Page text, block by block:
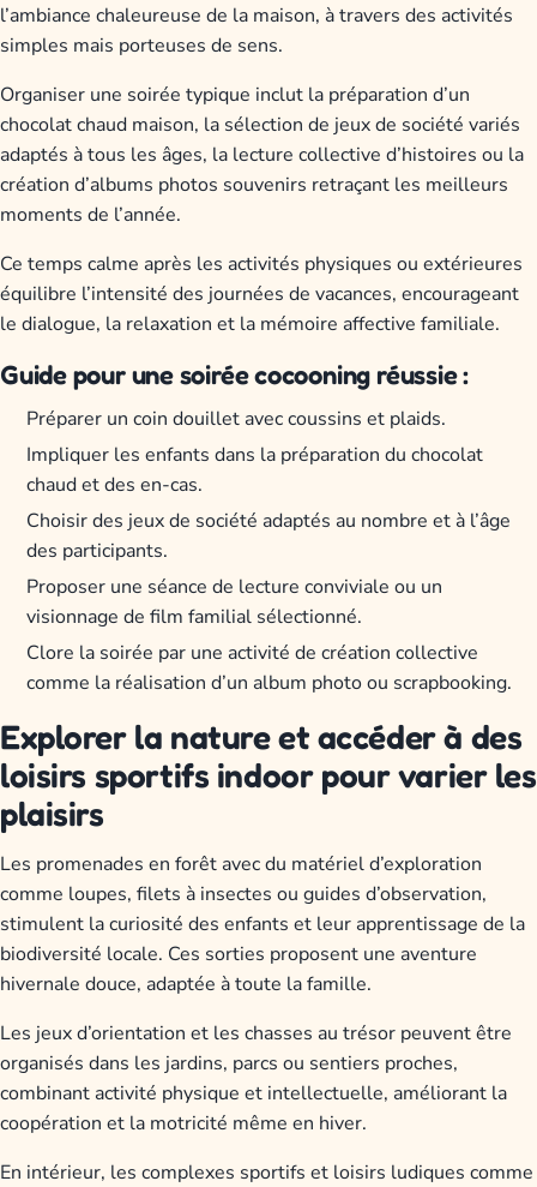
l’ambiance chaleureuse de la maison, à travers des activités
simples mais porteuses de sens.
Organiser une soirée typique inclut la préparation d’un
chocolat chaud maison, la sélection de jeux de société variés
adaptés à tous les âges, la lecture collective d’histoires ou la
création d’albums photos souvenirs retraçant les meilleurs
moments de l’année.
Ce temps calme après les activités physiques ou extérieures
équilibre l’intensité des journées de vacances, encourageant
le dialogue, la relaxation et la mémoire affective familiale.
Guide pour une soirée cocooning réussie :
Préparer un coin douillet avec coussins et plaids.
Impliquer les enfants dans la préparation du chocolat
chaud et des en-cas.
Choisir des jeux de société adaptés au nombre et à l’âge
des participants.
Proposer une séance de lecture conviviale ou un
visionnage de film familial sélectionné.
Clore la soirée par une activité de création collective
comme la réalisation d’un album photo ou scrapbooking.
Explorer la nature et accéder à des
loisirs sportifs indoor pour varier les
plaisirs
Les promenades en forêt avec du matériel d’exploration
comme loupes, filets à insectes ou guides d’observation,
stimulent la curiosité des enfants et leur apprentissage de la
biodiversité locale. Ces sorties proposent une aventure
hivernale douce, adaptée à toute la famille.
Les jeux d’orientation et les chasses au trésor peuvent être
organisés dans les jardins, parcs ou sentiers proches,
combinant activité physique et intellectuelle, améliorant la
coopération et la motricité même en hiver.
En intérieur, les complexes sportifs et loisirs ludiques comme